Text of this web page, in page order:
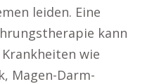
leiden. Eine
kann
wie
Magen-Darm-